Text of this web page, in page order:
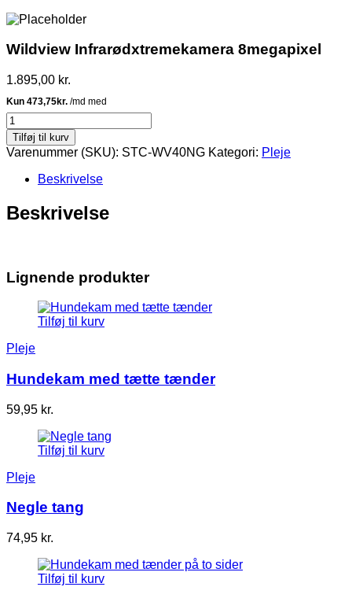
Wildview Infrarødxtremekamera 8megapixel
1.895,00 kr.
Wildview
Infrarødxtremekamera
8megapixel
antal
Tilføj til kurv
Varenummer (SKU): STC-WV40NG Kategori: Pleje
Beskrivelse
Beskrivelse
Lignende produkter
Tilføj til kurv
Pleje
Hundekam med tætte tænder
59,95 kr.
Tilføj til kurv
Pleje
Negle tang
74,95 kr.
Tilføj til kurv